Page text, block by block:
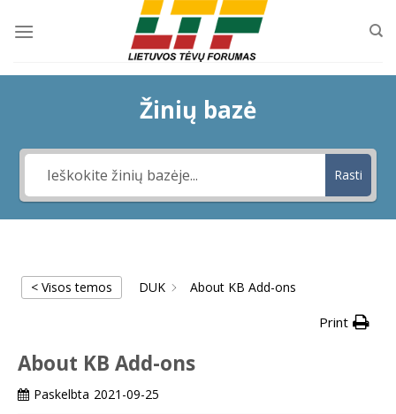
Žinių bazė
Rasti
< Visos temos DUK About KB Add-ons
Print
About KB Add-ons
Paskelbta 2021-09-25